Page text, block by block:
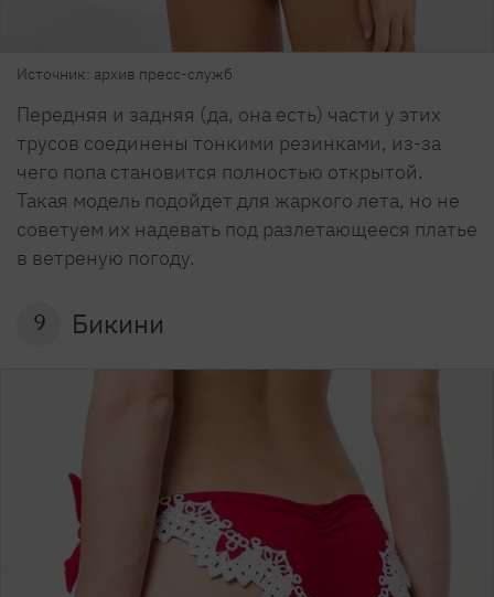
Источник: архив пресс-служб
Передняя и задняя (да, она есть) части у этих
трусов соединены тонкими резинками, из-за
чего попа становится полностью открытой.
Такая модель подойдет для жаркого лета, но не
советуем их надевать под разлетающееся платье
в ветреную погоду.
9 Бикини